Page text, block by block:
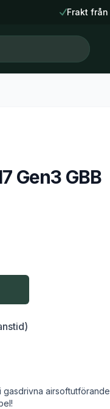
Frakt
Gen3 GBB